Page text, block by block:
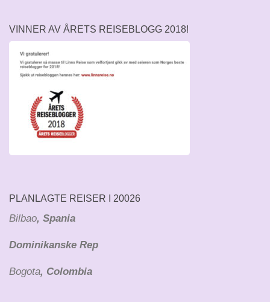
VINNER AV ÅRETS REISEBLOGG 2018!
PLANLAGTE REISER I 20026
Bilbao, Spania
Dominikanske Rep
Bogota, Colombia